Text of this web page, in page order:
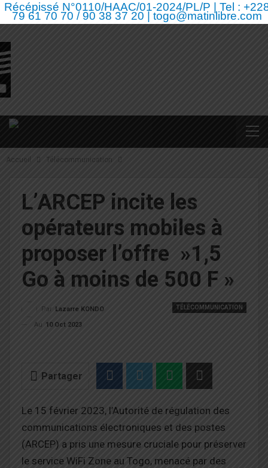
Récépissé N°0110/HAAC/01-2024/PL/P | Tel :
79 61 70 70 / 90 38 37 20 | togo@matinlibre.com
Accueil Télécommunication
L’ARCEP incite les
opérateurs mobiles à
proposer l’offre »1,5
Go à moins de 500 F »
TÉLÉCOMMUNICATION
Par
Lazarre KONDO
Au 10 Oct 2023
Partager
Le 15 février 2023, l’Autorité de régulation des
communications électroniques et des postes
(ARCEP) a pris une mesure cruciale pour préserver
le service WiFi Zone au Togo, menacé par des